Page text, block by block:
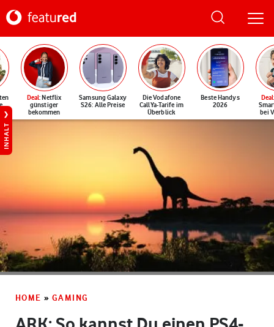
Deal: Netflix
günstiger
bekommen
Samsung Galaxy
S26: Alle Preise
Die Vodafone
CallYa-Tarife im
Überblick
Beste Handys
2026
Deal
bei
INHALT
HOME » GAMING